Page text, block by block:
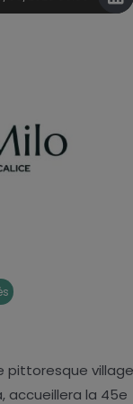
pittoresque village
accueillera la 45e